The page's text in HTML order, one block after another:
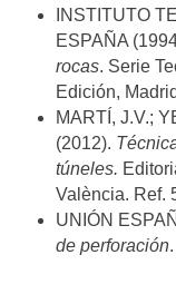
INSTITUTO
ESPAÑA
rocas. Serie
Edición,
MARTÍ, J.V.;
(2012).
túneles.
València. Ref.
UNIÓN
de perforación